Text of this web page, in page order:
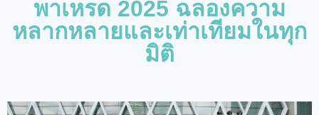
พาเหรด 2025 ฉลองความ
หลากหลายและเท่าเทียมในทุก
มิติ